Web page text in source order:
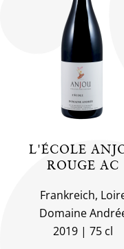
L'ÉCOLE
ROUGE AC
Frankreich,
Domaine
2019
75 cl